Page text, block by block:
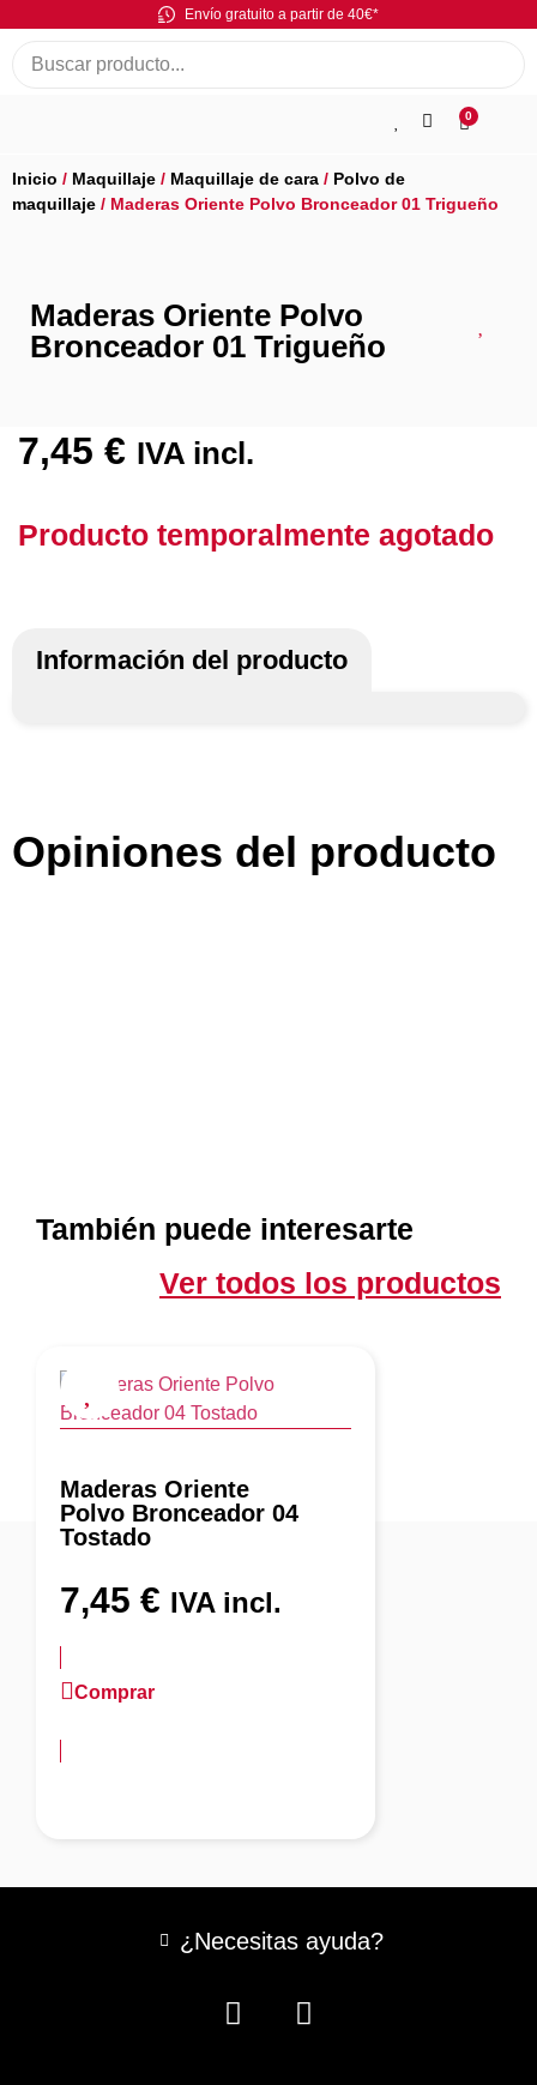
Envío gratuito a partir de 40€*
0
Inicio / Maquillaje / Maquillaje de cara / Polvo de
maquillaje / Maderas Oriente Polvo Bronceador 01 Trigueño
Maderas Oriente Polvo
Bronceador 01 Trigueño
7,45 € IVA incl.
Producto temporalmente agotado
Información del producto
Opiniones del producto
También puede interesarte
Ver todos los productos
Maderas Oriente
Polvo Bronceador 04
Tostado
7,45 € IVA incl.
Comprar
¿Necesitas ayuda?